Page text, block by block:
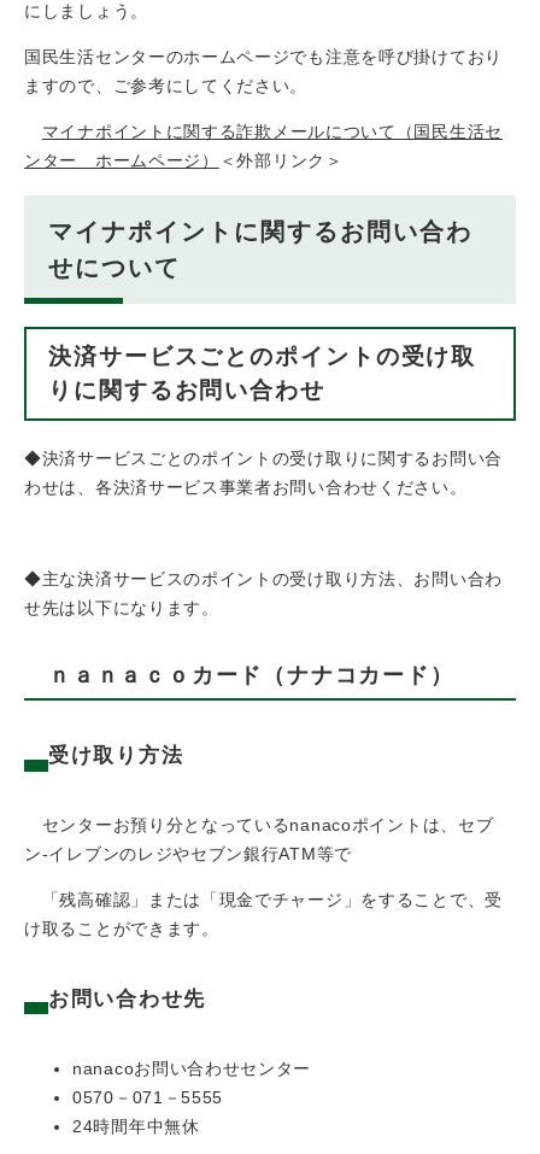
にしましょう。
国民生活センターのホームページでも注意を呼び掛けており
ますので、ご参考にしてください。
マイナポイントに関する詐欺メールについて（国民生活セ
ンター ホームページ）
＜外部リンク＞
マイナポイントに関するお問い合わ
せについて
決済サービスごとのポイントの受け取
りに関するお問い合わせ
◆決済サービスごとのポイントの受け取りに関するお問い合
わせは、各決済サービス事業者お問い合わせください。
◆主な決済サービスのポイントの受け取り方法、お問い合わ
せ先は以下になります。
ｎａｎａｃｏカード（ナナコカード）
受け取り方法
センターお預り分となっているnanacoポイントは、セブ
ン‐イレブンのレジやセブン銀行ATM等で
「残高確認」または「現金でチャージ」をすることで、受
け取ることができます。
お問い合わせ先
nanacoお問い合わせセンター
0570－071－5555
24時間年中無休